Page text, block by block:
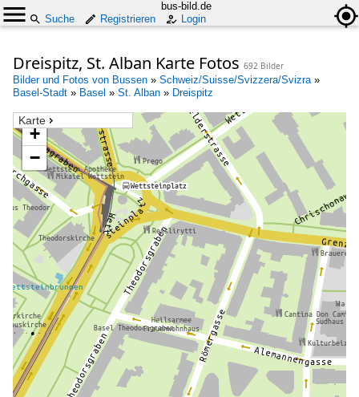
bus-bild.de
Suche
Registrieren Login
Dreispitz, St. Alban Karte Fotos 692 Bilder
Bilder und Fotos von Bussen » Schweiz/Suisse/Svizzera/Svizra»
Basel-Stadt » Basel » St. Alban » Dreispitz
Karte
+
−